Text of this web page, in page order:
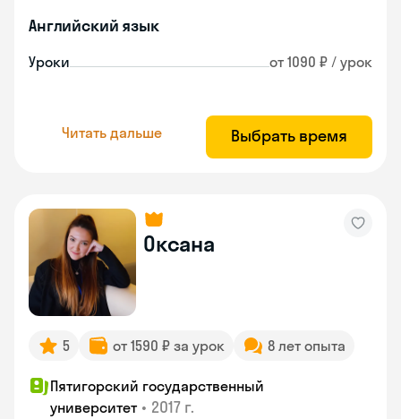
Английский язык
Уроки от 1090 ₽ / урок
Читать дальше Выбрать время
Оксана
5 от 1590 ₽ за урок 8 лет опыта
Пятигорский государственный
университет • 2017 г.